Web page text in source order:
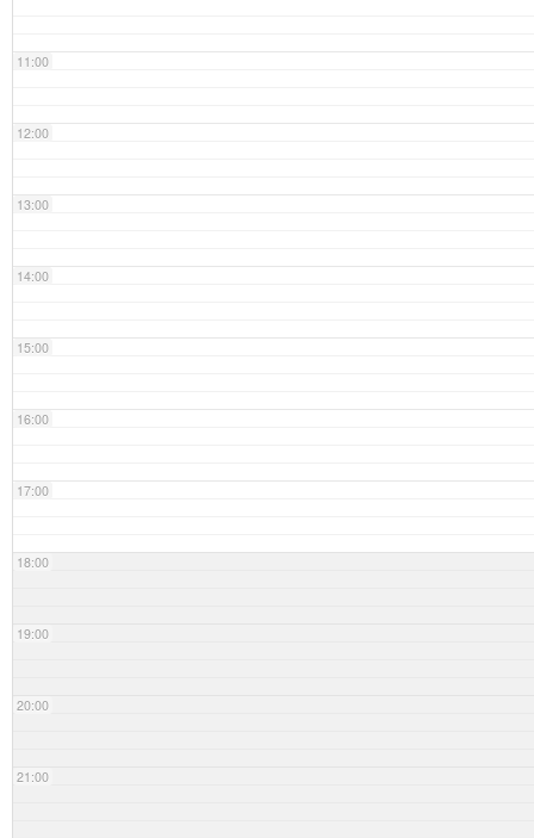
11:00
12:00
13:00
14:00
15:00
16:00
17:00
18:00
19:00
20:00
21:00